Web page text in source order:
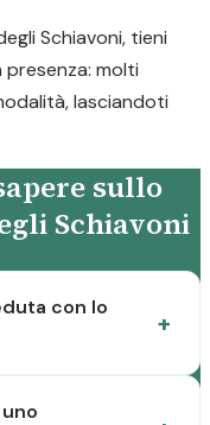
Schiavoni, tieni
molti
lasciandoti
sullo
Schiavoni
con lo